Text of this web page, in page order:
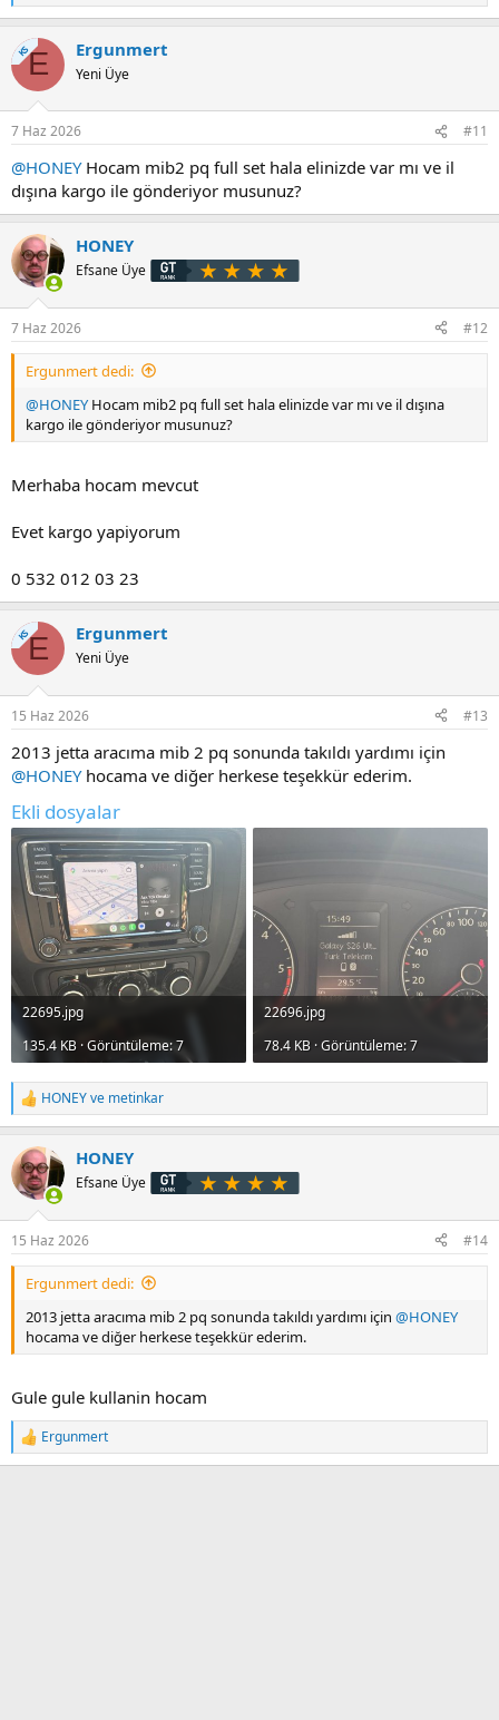
e
k
i
l
KSE Ergunmert
Yeni Üye
7 Haz 2026 #11
@HONEYHocam mib2 pq full set hala elinizde var mı ve il
dışına kargo ile gönderiyor musunuz?
HONEY
Efsane Üye
7 Haz 2026 #12
Ergunmert dedi:
@HONEYHocam mib2 pq full set hala elinizde var mı ve il dışına
kargo ile gönderiyor musunuz?
Merhaba hocam mevcut
Evet kargo yapiyorum
0 532 012 03 23
KSE Ergunmert
Yeni Üye
15 Haz 2026 #13
2013 jetta aracıma mib 2 pq sonunda takıldı yardımı için
@HONEYhocama ve diğer herkese teşekkür ederim.
Ekli dosyalar
22695.jpg
135.4 KB · Görüntüleme: 7
22696.jpg
78.4 KB · Görüntüleme: 7
T
e
k
l
:
HONEYve metinkar
HONEY
Efsane Üye
15 Haz 2026 #14
Ergunmert dedi:
2013 jetta aracıma mib 2 pq sonunda takıldı yardımı için @HONEY
hocama ve diğer herkese teşekkür ederim.
Gule gule kullanin hocam
T
e
Ergunmert